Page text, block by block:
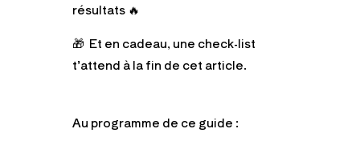
résultats 🔥
🎁 Et en cadeau, une check-list
t’attend à la fin de cet article.
Au programme de ce guide :